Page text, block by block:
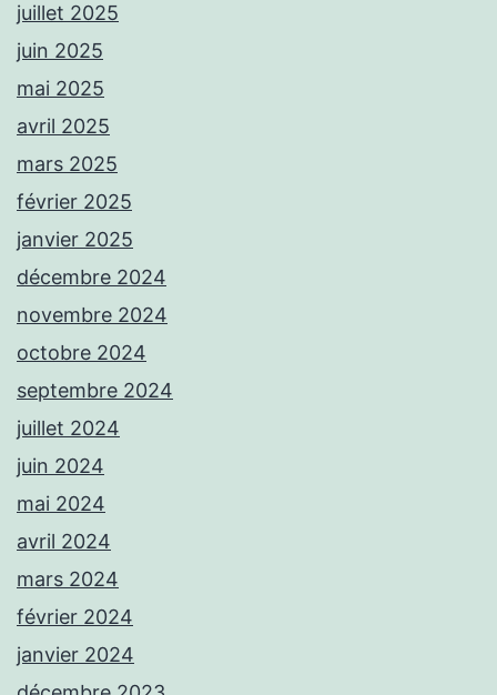
juillet 2025
juin 2025
mai 2025
avril 2025
mars 2025
février 2025
janvier 2025
décembre 2024
novembre 2024
octobre 2024
septembre 2024
juillet 2024
juin 2024
mai 2024
avril 2024
mars 2024
février 2024
janvier 2024